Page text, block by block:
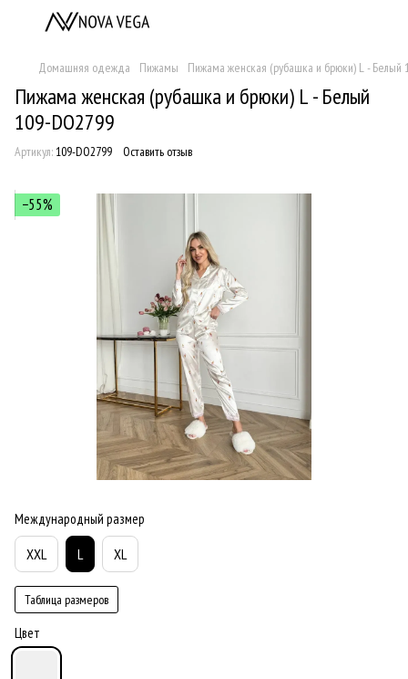
Домашняя одежда Пижамы Пижама женская (рубашка и брюки) L - Белый
Пижама женская (рубашка и брюки) L - Белый
109-DO2799
Артикул: 109-DO2799 Оставить отзыв
−55%
Международный размер
XXL L XL
Таблица размеров
Цвет